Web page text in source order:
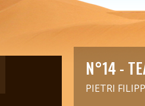
N°14 -
PIETRI